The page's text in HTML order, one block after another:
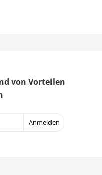
von Vorteilen